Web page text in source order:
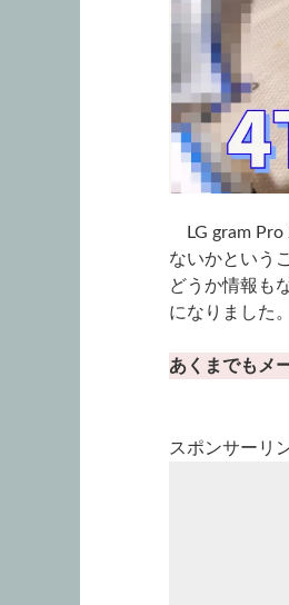
LG gram Pro
ないかという
どうか情報も
になりました。
あくまでもメ
スポンサーリ